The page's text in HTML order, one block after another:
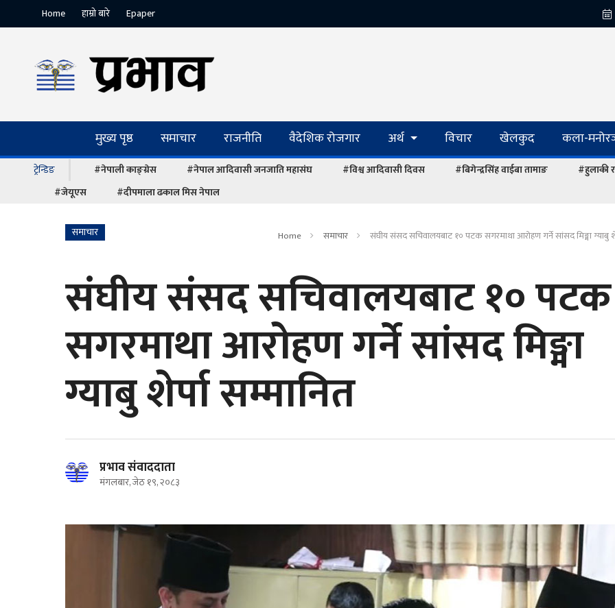
Home हाम्रो बारे Epaper
मुख्य पृष्ठ समाचार राजनीति वैदेशिक रोजगार अर्थ विचार खेलकुद कला-
ट्रेन्डिङ #नेपाली काङ्ग्रेस #नेपाल आदिवासी जनजाति महासंघ #विश्व आदिवासी दिवस #बिगेन्द्रसिंह वाईबा तामाङ
#हुलाकी
#जेयूएस
#दीपमाला ढकाल मिस नेपाल
समाचार Home समाचार संघीय संसद सचिवालयबाट १० पटक सगरमाथा आराेहण गर्ने सांसद मिङ्मा ग्याबु
संघीय संसद सचिवालयबाट १० पटक
सगरमाथा आराेहण गर्ने सांसद मिङ्मा
ग्याबु शेर्पा सम्मानित
प्रभाव संवाददाता
मंगलबार, जेठ १९, २०८३